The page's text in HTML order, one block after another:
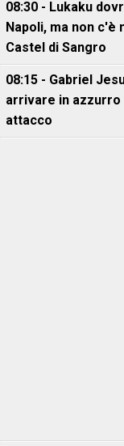
08:30 - Lukaku
Napoli, ma non
Castel di Sangro
08:15 - Gabriel
arrivare in azzurro
attacco